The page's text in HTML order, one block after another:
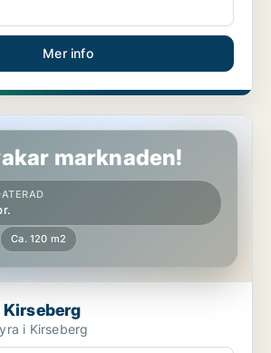
Mer info
marknaden!
Ca. 120 m2
i Kirseberg